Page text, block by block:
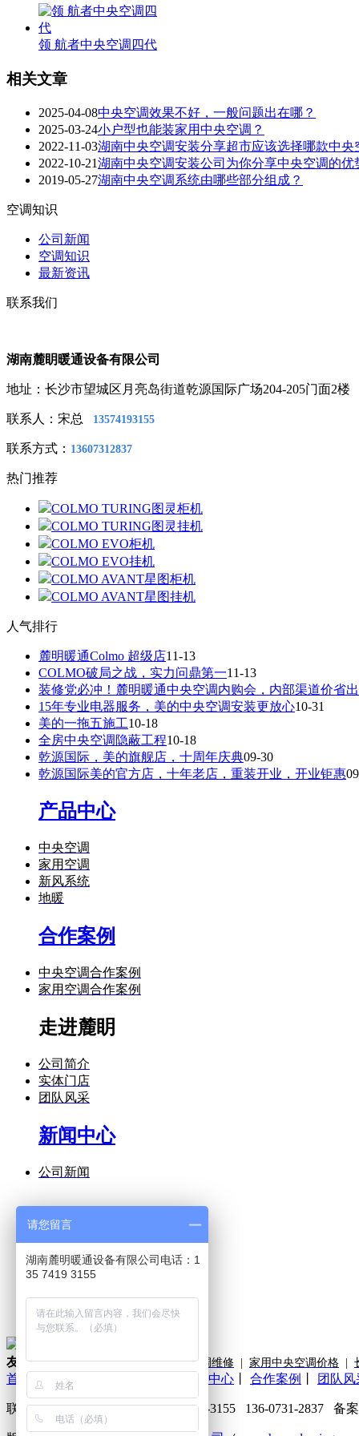
领 航者中央空调四代
相关文章
2025-04-08中央空调效果不好，一般问题出在哪？
2025-03-24小户型也能装家用中央空调？
2022-11-03湖南中央空调安装分享超市应该选择哪款中央
2022-10-21湖南中央空调安装公司为你分享中央空调的优
2019-05-27湖南中央空调系统由哪些部分组成？
空调知识
公司新闻
空调知识
最新资讯
联系我们
湖南麓眀暖通设备有限公司
地址：长沙市望城区月亮岛街道乾源国际广场204-205门面2楼
联系人：宋总 13574193155
联系方式： 13607312837
热门推荐
COLMO TURING图灵柜机
COLMO TURING图灵挂机
COLMO EVO柜机
COLMO EVO挂机
COLMO AVANT星图柜机
COLMO AVANT星图挂机
人气排行
麓明暖通Colmo 超级店11-13
COLMO破局之战，实力问鼎第一11-13
装修党必冲！麓明暖通中央空调内购会，内部渠道价省
15年专业电器服务，美的中央空调安装更放心10-31
美的一拖五施工10-18
全房中央空调隐蔽工程10-18
乾源国际，美的旗舰店，十周年庆典09-30
乾源国际美的官方店，十年老店，重装开业，开业钜惠
产品中心
中央空调
家用空调
新风系统
地暖
合作案例
中央空调合作案例
家用空调合作案例
走进麓眀
公司简介
实体门店
团队风采
新闻中心
公司新闻
空调知识
最新资讯
友情链接:湖南中央空调安装 |长沙空调维修 家用中央空调价格
首页 丨 中央空调 产品中心 合作案例 团队风
联系人：宋总 咨询热线：135-7419-3155 136-0731-2837 备
请您留言
湖南麓明暖通设备有限公司电话：1
35 7419 3155